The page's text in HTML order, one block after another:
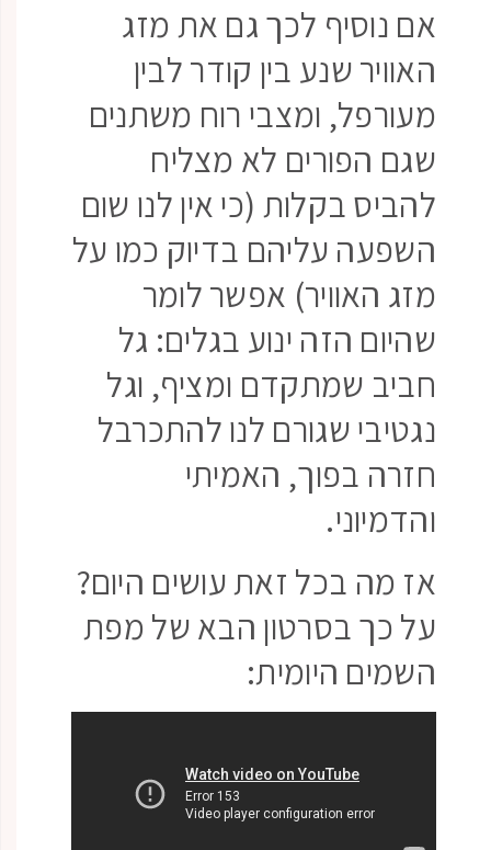
אם נוסיף לכך גם את מזג
האוויר שנע בין קודר לבין
מעורפל, ומצבי רוח משתנים
שגם הפורים לא מצליח
להביס בקלות (כי אין לנו שום
השפעה עליהם בדיוק כמו על
מזג האוויר) אפשר לומר
שהיום הזה ינוע בגלים: גל
חביב שמתקדם ומציף, וגל
נגטיבי שגורם לנו להתכרבל
חזרה בפוך, האמיתי
והדמיוני.
אז מה בכל זאת עושים היום?
על כך בסרטון הבא של מפת
השמים היומית: